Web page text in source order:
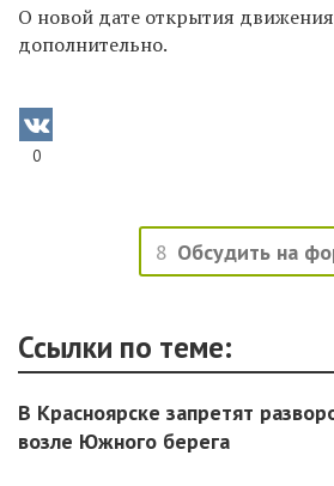
О новой дате открытия
дополнительно.
0
8 Обсудить на
Ссылки по теме:
В Красноярске запретят
возле Южного берега